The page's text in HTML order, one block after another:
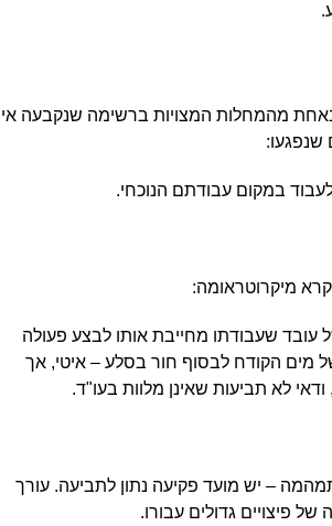
מהמחלות המצויות ברשימה שנקבעה אי
במקום עבודתם הנוכחי.
מיקרוטראומה:
שעבודתו מחייבת אותו לבצע פעולה
מים הקודח לבסוף חור בסלע – איטי, אך
לא תביעות שאינן מלוות בעו"ד.
– יש מועד פקיעה נתון לתביעה. עורך
פיצויים גדולים עבורו.